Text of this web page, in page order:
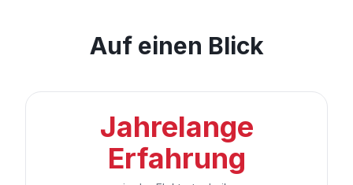
Auf einen Blick
Jahrelange
Erfahrung